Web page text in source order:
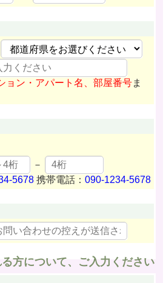
ョン・アパート名、部屋番号ま
－
5678 携帯電話：090-1234-5678
方について、ご入力ください